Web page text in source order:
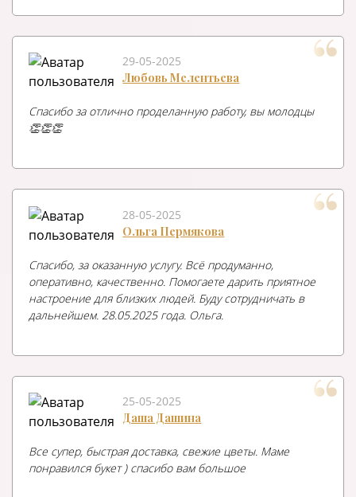
29-05-2025
Любовь Мелентьева
Спасибо за отлично проделанную работу, вы молодцы
👏👏👏
28-05-2025
Ольга Пермякова
Спасибо, за оказанную услугу. Всё продуманно,
оперативно, качественно. Помогаете дарить приятное
настроение для близких людей. Буду сотрудничать в
дальнейшем. 28.05.2025 года. Ольга.
25-05-2025
Даша Дашина
Все супер, быстрая доставка, свежие цветы. Маме
понравился букет ) спасибо вам большое